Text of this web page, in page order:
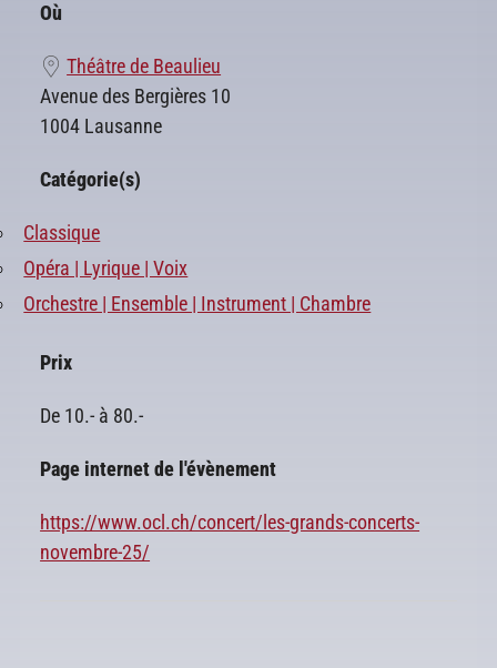
Où
Théâtre de Beaulieu
Avenue des Bergières 10
1004 Lausanne
Catégorie(s)
Classique
Opéra | Lyrique | Voix
Orchestre | Ensemble | Instrument | Chambre
Prix
De 10.- à 80.-
Page internet de l'évènement
https://www.ocl.ch/concert/les-grands-concerts-
novembre-25/